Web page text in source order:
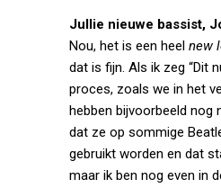
Jullie nieuwe bassist,
Nou, het is een heel new
dat is fijn. Als ik zeg “Dit
proces, zoals we in het
hebben bijvoorbeeld nog
dat ze op sommige
gebruikt worden en dat
maar ik ben nog even in